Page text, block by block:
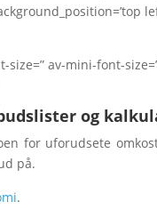
av-mini-font-
og
for uforudsete
på.
.